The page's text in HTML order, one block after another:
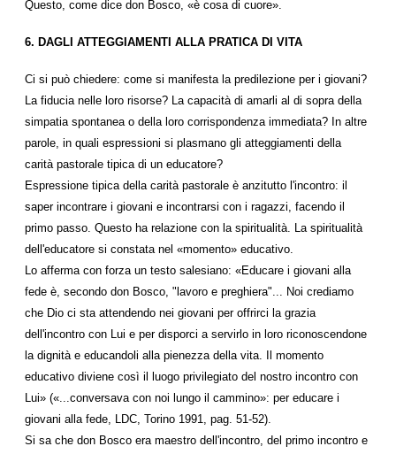
Questo, come dice don Bosco, «è cosa di cuore».
6. DAGLI ATTEGGIAMENTI ALLA PRATICA DI VITA
Ci si può chiedere: come si manifesta la predilezione per i giovani?
La fiducia nelle loro risorse? La capacità di amarli al di sopra della
simpatia spontanea o della loro corrispondenza immediata? In altre
parole, in quali espressioni si plasmano gli atteggiamenti della
carità pastorale tipica di un educatore?
Espressione tipica della carità pastorale è anzitutto l'incontro: il
saper incontrare i giovani e incontrarsi con i ragazzi, facendo il
primo passo. Questo ha relazione con la spiritualità. La spiritualità
dell'educatore si constata nel «momento» educativo.
Lo afferma con forza un testo salesiano: «Educare i giovani alla
fede è, secondo don Bosco, "lavoro e preghiera"... Noi crediamo
che Dio ci sta attendendo nei giovani per offrirci la grazia
dell'incontro con Lui e per disporci a servirlo in loro riconoscendone
la dignità e educandoli alla pienezza della vita. Il momento
educativo diviene così il luogo privilegiato del nostro incontro con
Lui» («...conversava con noi lungo il cammino»: per educare i
giovani alla fede, LDC, Torino 1991, pag. 51-52).
Si sa che don Bosco era maestro dell'incontro, del primo incontro e